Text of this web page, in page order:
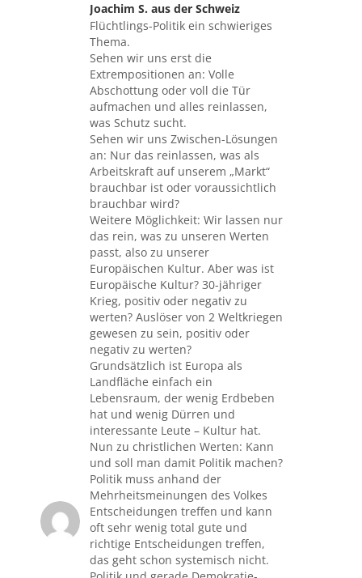
Joachim S. aus der Schweiz
sagte:
Flüchtlings-Politik ein schwieriges
Thema.
Sehen wir uns erst die
Extrempositionen an: Volle
Abschottung oder voll die Tür
aufmachen und alles reinlassen,
was Schutz sucht.
Sehen wir uns Zwischen-Lösungen
an: Nur das reinlassen, was als
Arbeitskraft auf unserem „Markt“
brauchbar ist oder voraussichtlich
brauchbar wird?
Weitere Möglichkeit: Wir lassen nur
das rein, was zu unseren Werten
passt, also zu unserer
Europäischen Kultur. Aber was ist
Europäische Kultur? 30-jähriger
Krieg, positiv oder negativ zu
werten? Auslöser von 2 Weltkriegen
gewesen zu sein, positiv oder
negativ zu werten?
Grundsätzlich ist Europa als
Landfläche einfach ein
Lebensraum, der wenig Erdbeben
hat und wenig Dürren und
interessante Leute – Kultur hat.
Nun zu christlichen Werten: Kann
und soll man damit Politik machen?
Politik muss anhand der
Mehrheitsmeinungen des Volkes
Entscheidungen treffen und kann
oft sehr wenig total gute und
richtige Entscheidungen treffen,
das geht schon systemisch nicht.